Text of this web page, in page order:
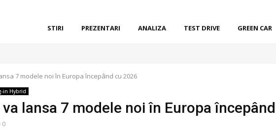
STIRI PREZENTARI ANALIZA TEST DRIVE GREEN CAR
7 modele noi în Europa începând cu 2026
in Hybrid
lansa 7 modele noi în Europa
0